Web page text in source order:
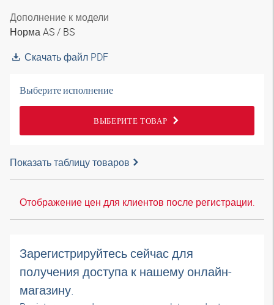
Дополнение к модели
Норма AS / BS
Скачать файл PDF
Выберите исполнение
ВЫБЕРИТЕ ТОВАР
Показать таблицу товаров
Отображение цен для клиентов после регистрации.
Зарегистрируйтесь сейчас для
получения доступа к нашему онлайн-
магазину.